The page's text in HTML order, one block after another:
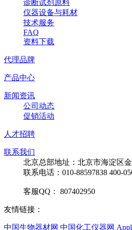
诊断试剂原料
仪器设备与耗材
技术服务
FAQ
资料下载
代理品牌
产品中心
新闻资讯
公司动态
促销活动
人才招聘
联系我们
北京总部地址：北京市海淀区
联系电话：010-88597838 400-
客服QQ： 807402950
友情链接：
中国生物器材网 中国化工仪器网